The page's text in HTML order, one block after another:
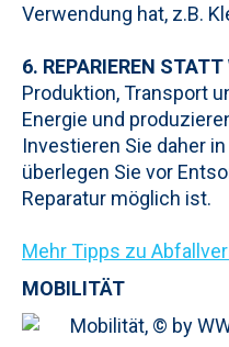
Verwendung hat, z.B.
6. REPARIEREN STATT
Produktion, Transport
Energie und
Investieren Sie daher
überlegen Sie vor
Reparatur möglich ist.
Mehr Tipps zu
MOBILITÄT